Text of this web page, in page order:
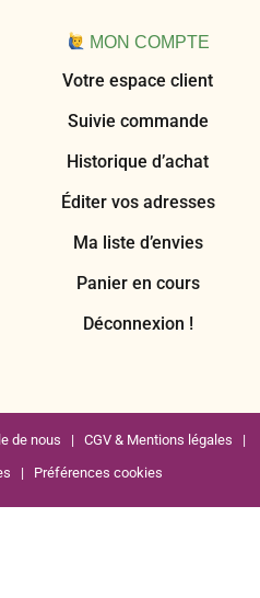
MON COMPTE
Votre espace client
Suivie commande
Historique d’achat
Éditer vos adresses
Ma liste d’envies
Panier en cours
Déconnexion !
de nous | CGV & Mentions légales |
| Préférences cookies